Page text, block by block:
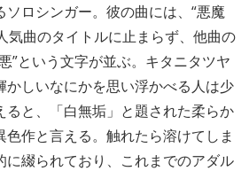
ソロシンガー。彼の曲には、“悪魔
気曲のタイトルに止まらず、他曲の
”という文字が並ぶ。キタニタツヤ
かしいなにかを思い浮かべる人は少
ると、「白無垢」と題された柔らか
作と言える。触れたら溶けてしま
に綴られており、これまでのアダル